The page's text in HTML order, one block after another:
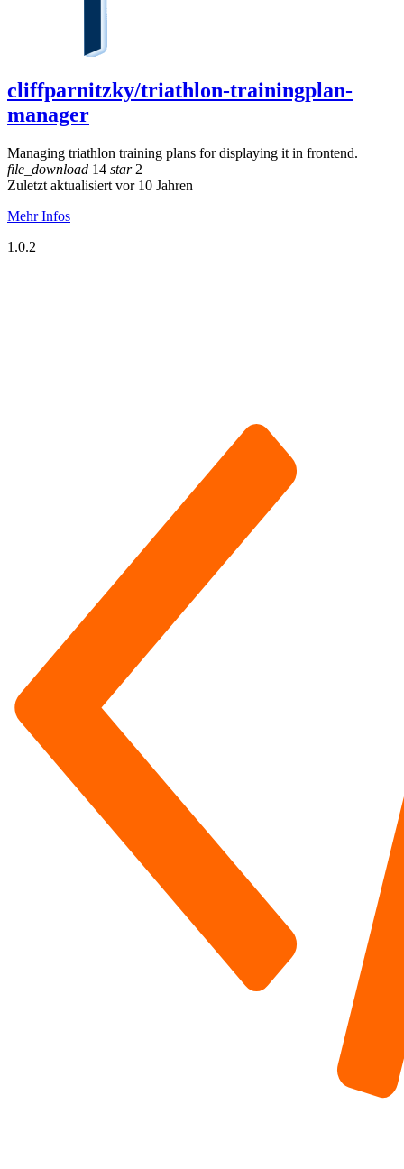
cliffparnitzky/triathlon-trainingplan-
manager
Managing triathlon training plans for displaying it in frontend.
file_download 14 star2
Zuletzt aktualisiert vor 10 Jahren
Mehr Infos
1.0.2